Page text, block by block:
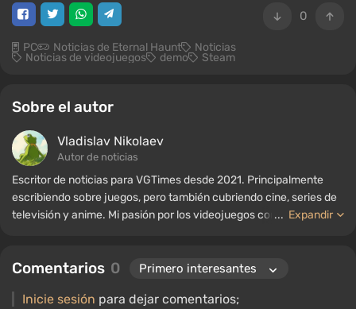
0
PC Noticias de Eternal Haunt Noticias
Noticias de videojuegos demo Steam
Sobre el autor
Vladislav Nikolaev
Autor de noticias
Escritor de noticias para VGTimes desde 2021. Principalmente
escribiendo sobre juegos, pero también cubriendo cine, series de
televisión y anime. Mi pasión por los videojuegos comenzó a
títulos favoritos de todos los tiempos incluyen Fallout,
... Expandir
Comentarios 0
Inicie sesión para dejar comentarios;